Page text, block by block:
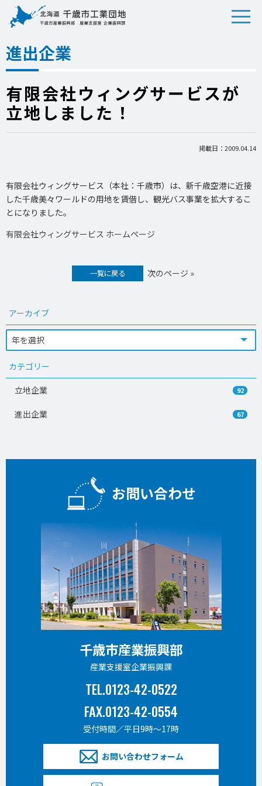
進出企業
有限会社ウィングサービスが
立地しました！
掲載日：2009.04.14
有限会社ウィングサービス（本社：千歳市）は、新千歳空港に近接
した千歳美々ワールドの用地を賃借し、観光バス事業を拡大するこ
とになりました。
有限会社ウィングサービス ホームページ
一覧に戻る 次のページ »
アーカイブ
カテゴリー
立地企業 92
進出企業 67
お問い合わせ
千歳市産業振興部
産業支援室企業振興課
TEL.0123-42-0522
FAX.0123-42-0554
受付時間／平日9時〜17時
お問い合わせフォーム